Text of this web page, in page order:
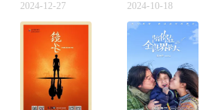
2024-12-27
2024-10-18